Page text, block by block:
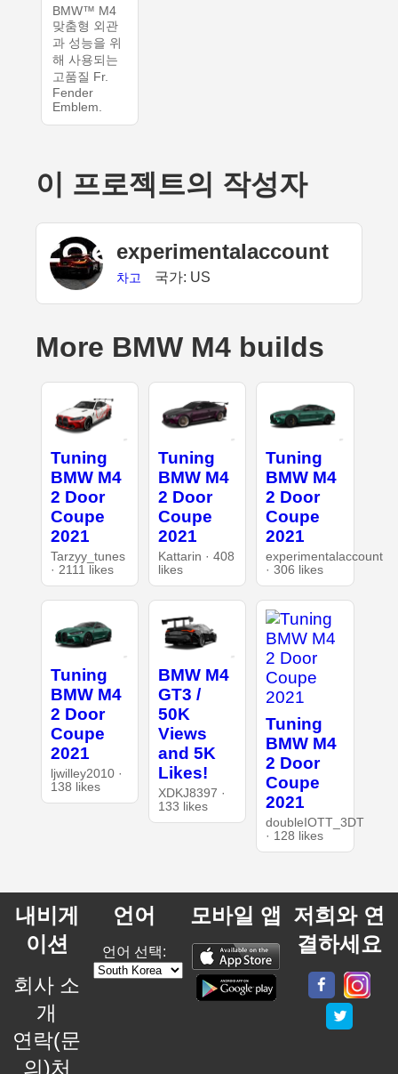
BMW™ M4
맞춤형 외관
과 성능을 위
해 사용되는
고품질 Fr.
Fender
Emblem.
이 프로젝트의 작성자
experimentalaccount
차고 국가: US
More BMW M4 builds
Tuning
BMW M4
2 Door
Coupe
2021
Tarzyy_tunes
· 2111 likes
Tuning
BMW M4
2 Door
Coupe
2021
Kattarin · 408
likes
Tuning
BMW M4
2 Door
Coupe
2021
experimentalaccount
· 306 likes
Tuning
BMW M4
2 Door
Coupe
2021
ljwilley2010 ·
138 likes
BMW M4
GT3 /
50K
Views
and 5K
Likes!
XDKJ8397 ·
133 likes
Tuning
BMW M4
2 Door
Coupe
2021
doubleIOTT_3DT
· 128 likes
내비게
이션
회사 소
개
연락(문
의)처
언어
언어 선택:
모바일 앱 저희와 연
결하세요